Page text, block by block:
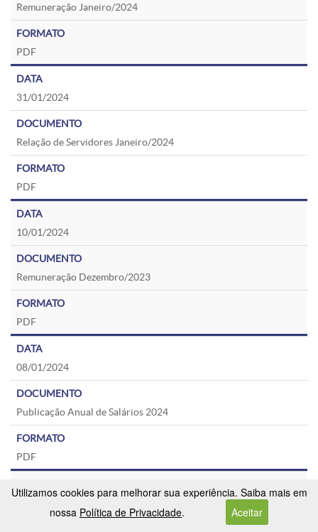
Remuneração Janeiro/2024
PDF
31/01/2024
Relação de Servidores Janeiro/2024
PDF
10/01/2024
Remuneração Dezembro/2023
PDF
08/01/2024
Publicação Anual de Salários 2024
PDF
Utilizamos cookies para melhorar sua experiência. Saiba mais em
nossa Política de Privacidade. Aceitar